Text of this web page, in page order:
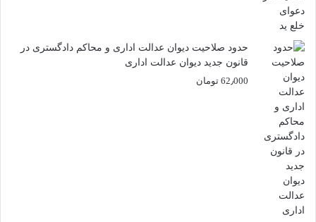
حدود صلاحیت دیوان عدالت اداری و محاکم دادگستری در
قانون جدید دیوان عدالت اداری
62٫000 تومان